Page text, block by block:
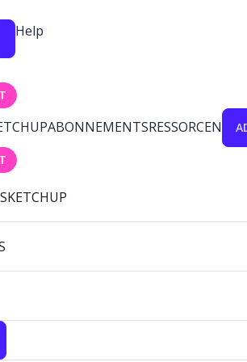
Help
ABONNEMENTSRESSORCEN